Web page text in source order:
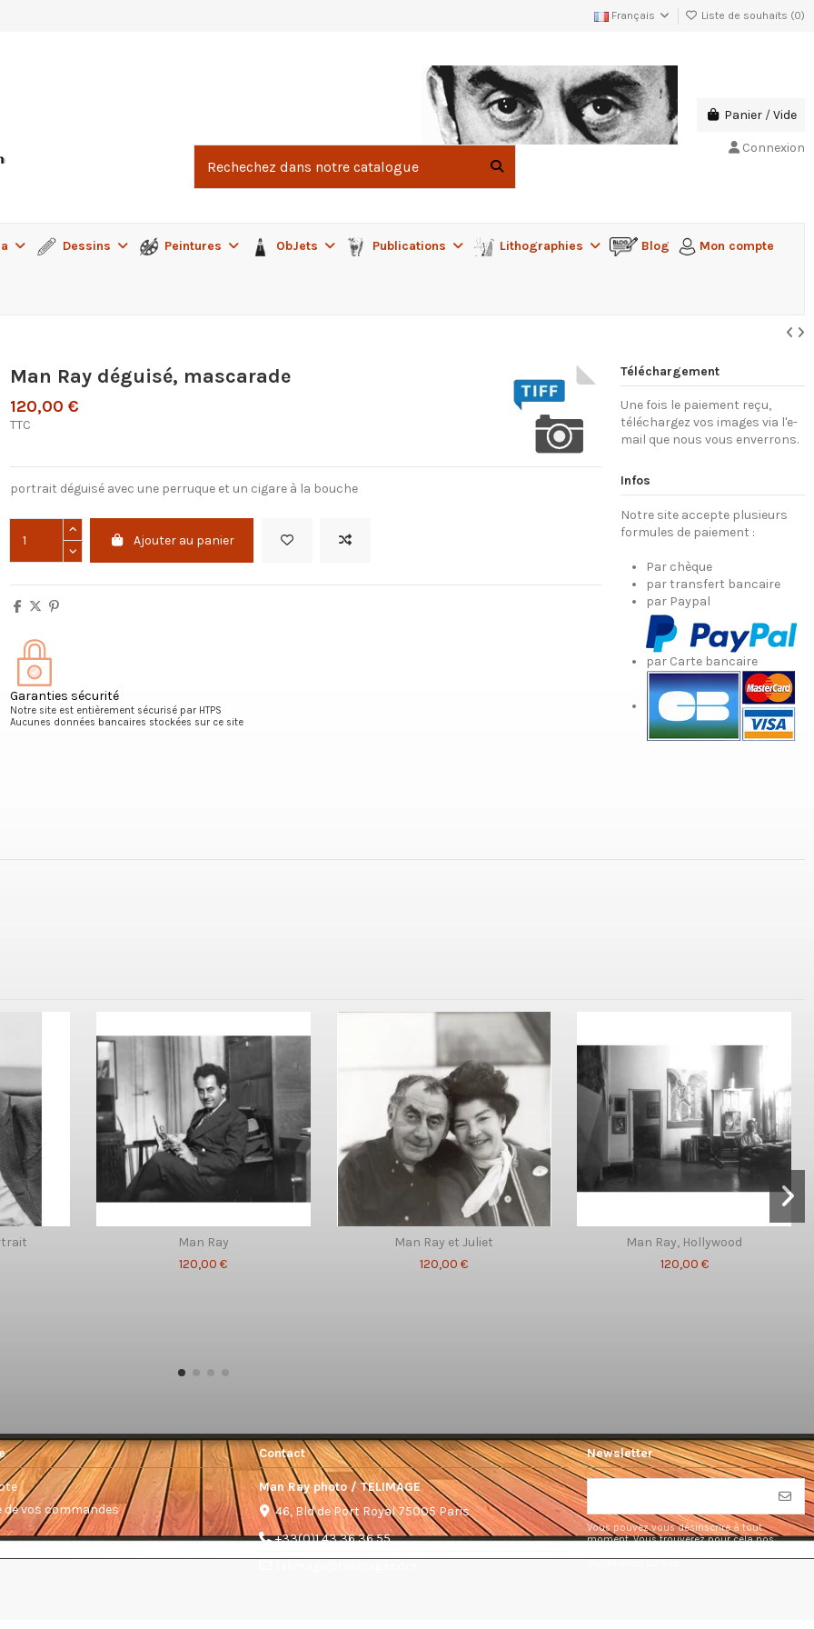
Français Liste de souhaits (0)
Panier /Vide
Connexion
Dessins Peintures ObJets Publications Lithographies Blog Mon compte
Man Ray déguisé, mascarade
120,00 €
TTC
portrait déguisé avec une perruque et un cigare à la bouche
Ajouter au panier
Garanties sécurité
Notre site est entièrement sécurisé par HTPS
Aucunes données bancaires stockées sur ce site
Téléchargement
Une fois le paiement reçu,
téléchargez vos images via l'e-
mail que nous vous enverrons.
Infos
Notre site accepte plusieurs
formules de paiement :
Par chèque
par transfert bancaire
par Paypal
par Carte bancaire
Man Ray
120,00 €
Man Ray et Juliet
120,00 €
Man Ray, Hollywood
120,00 €
de vos commandes
Contact
Man Ray photo / TELIMAGE
46, Bld de Port Royal 75005 Paris
+33(0)1 43 36 36 55
Newsletter
Vous pouvez vous désinscrire à tout
moment. Vous trouverez pour cela nos